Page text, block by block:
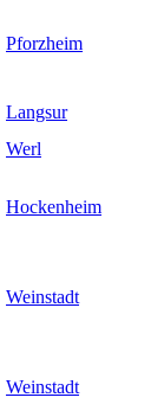
Pforzheim
Langsur
Werl
Hockenheim
Weinstadt
Weinstadt